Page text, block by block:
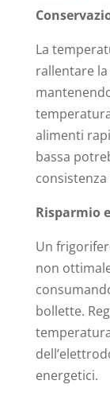
La
rallentare
alimenti
bassa
Risparmio
Un
non
bollette.
energetici.